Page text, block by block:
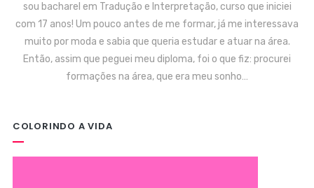
sou bacharel em Tradução e Interpretação, curso que iniciei
com 17 anos! Um pouco antes de me formar, já me interessava
muito por moda e sabia que queria estudar e atuar na área.
Então, assim que peguei meu diploma, foi o que fiz: procurei
formações na área, que era meu sonho…
COLORINDO A VIDA